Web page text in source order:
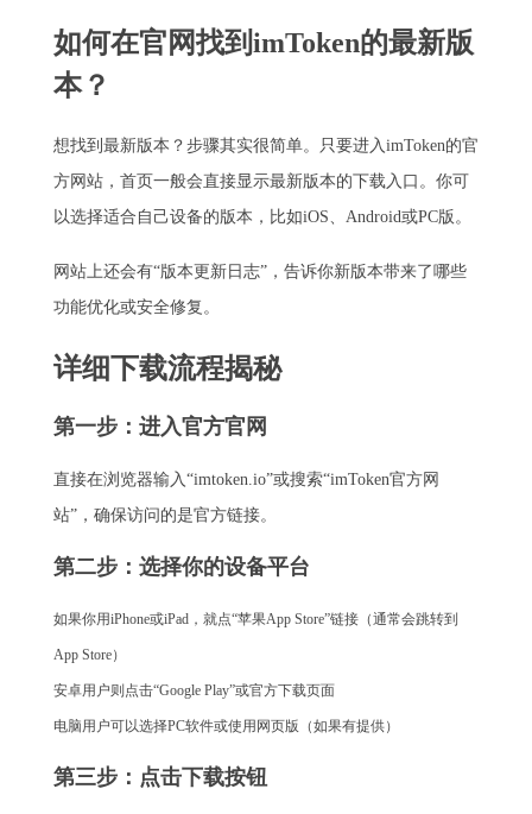
如何在官网找到imToken的最新版
本？
想找到最新版本？步骤其实很简单。只要进入imToken的官
方网站，首页一般会直接显示最新版本的下载入口。你可
以选择适合自己设备的版本，比如iOS、Android或PC版。
网站上还会有“版本更新日志”，告诉你新版本带来了哪些
功能优化或安全修复。
详细下载流程揭秘
第一步：进入官方官网
直接在浏览器输入“imtoken.io”或搜索“imToken官方网
站”，确保访问的是官方链接。
第二步：选择你的设备平台
如果你用iPhone或iPad，就点“苹果App Store”链接（通常会跳转到
App Store）
安卓用户则点击“Google Play”或官方下载页面
电脑用户可以选择PC软件或使用网页版（如果有提供）
第三步：点击下载按钮